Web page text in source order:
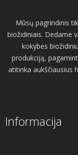
Mūsų pagrindinis
biožidiniais. Dedame
kokybės
produkciją,
atitinka aukščiausius
Informacija